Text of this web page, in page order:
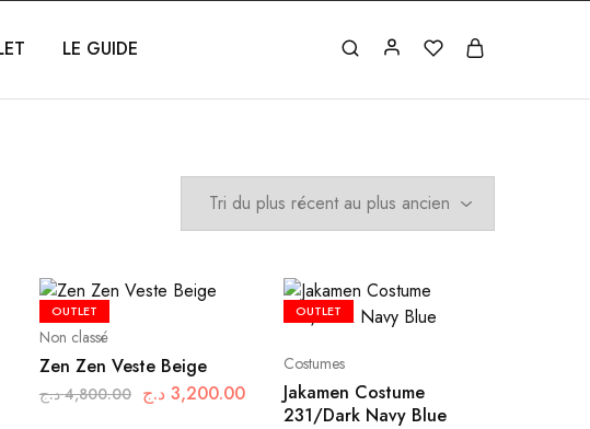
LE GUIDE
OUTLET
Non classé
Zen Zen Veste Beige
4,800.00 د.ج 3,200.00 د.ج
OUTLET
Costumes
Jakamen Costume
231/Dark Navy Blue